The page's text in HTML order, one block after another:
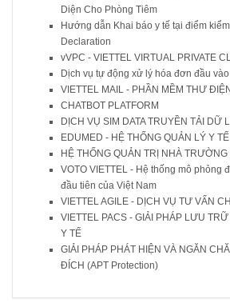
Diện Cho Phòng Tiêm
Hướng dẫn Khai báo y tế tại điểm
Declaration
vVPC - VIETTEL VIRTUAL PRIVATE
Dịch vụ tự động xử lý hóa đơn đầu
VIETTEL MAIL - PHẦN MỀM THƯ
CHATBOT PLATFORM
DỊCH VỤ SIM DATA TRUYỀN TẢI DỮ
EDUMED - HỆ THỐNG QUẢN LÝ Y
HỆ THỐNG QUẢN TRỊ NHÀ
VOTO VIETTEL - Hệ thống mô phỏng
đầu tiên của Việt Nam
VIETTEL AGILE - DỊCH VỤ TƯ VẤN
VIETTEL PACS - GIẢI PHÁP LƯU
Y TẾ
GIẢI PHÁP PHÁT HIỆN VÀ NGĂN
ĐÍCH (APT Protection)